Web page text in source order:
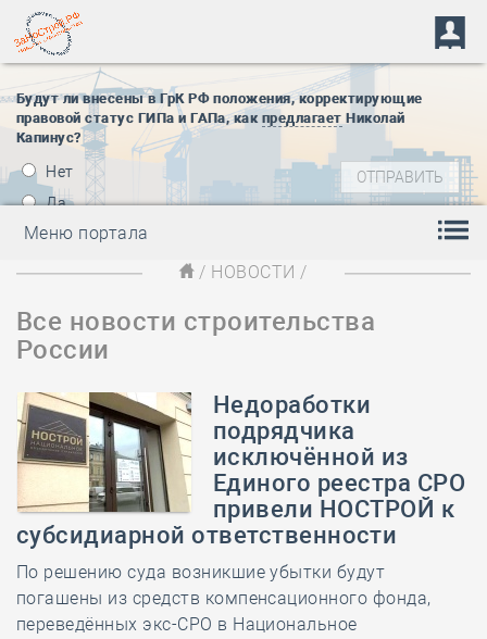
Будут ли внесены в ГрК РФ положения, корректирующие
правовой статус ГИПа и ГАПа, как предлагает Николай
Капинус?
Нет
Да
Меню портала
/ НОВОСТИ /
Все новости строительства
России
Недоработки
подрядчика
исключённой из
Единого реестра СРО
привели НОСТРОЙ к
субсидиарной ответственности
По решению суда возникшие убытки будут
погашены из средств компенсационного фонда,
переведённых экс-СРО в Национальное